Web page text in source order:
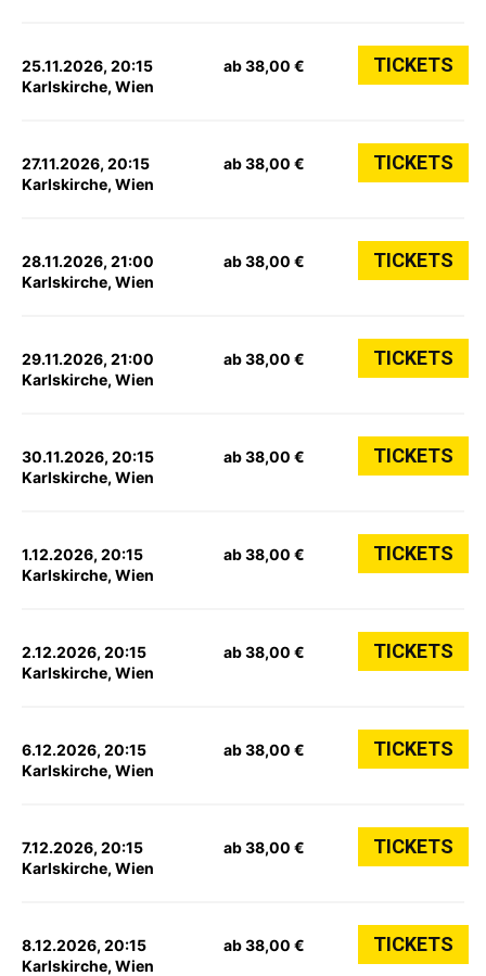
25.11.2026, 20:15
Karlskirche, Wien
ab 38,00 € TICKETS
27.11.2026, 20:15
Karlskirche, Wien
ab 38,00 € TICKETS
28.11.2026, 21:00
Karlskirche, Wien
ab 38,00 € TICKETS
29.11.2026, 21:00
Karlskirche, Wien
ab 38,00 € TICKETS
30.11.2026, 20:15
Karlskirche, Wien
ab 38,00 € TICKETS
1.12.2026, 20:15
Karlskirche, Wien
ab 38,00 € TICKETS
2.12.2026, 20:15
Karlskirche, Wien
ab 38,00 € TICKETS
6.12.2026, 20:15
Karlskirche, Wien
ab 38,00 € TICKETS
7.12.2026, 20:15
Karlskirche, Wien
ab 38,00 € TICKETS
8.12.2026, 20:15
Karlskirche, Wien
ab 38,00 € TICKETS